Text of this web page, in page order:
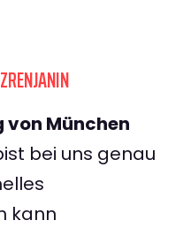
von München
bei uns genau
kann